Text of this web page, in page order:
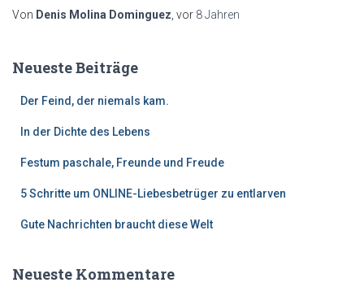
Von Denis Molina Dominguez , vor 8 Jahren
Neueste Beiträge
Der Feind, der niemals kam.
In der Dichte des Lebens
Festum paschale, Freunde und Freude
5 Schritte um ONLINE-Liebesbetrüger zu entlarven
Gute Nachrichten braucht diese Welt
Neueste Kommentare